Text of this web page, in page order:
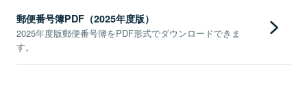
郵便番号簿PDF（2025年度版）
2025年度版郵便番号簿をPDF形式でダウンロードできま
す。